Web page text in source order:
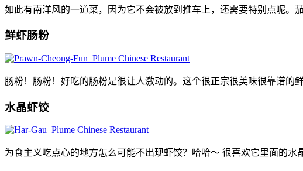
如此有南洋风的一道菜，因为它不会被放到推车上，还需要特别点呢。
鲜虾肠粉
肠粉！肠粉！好吃的肠粉是很让人激动的。这个很正宗很美味很靠谱
水晶虾饺
为食主义吃点心的地方怎么可能不出现虾饺？哈哈～ 很喜欢它里面的